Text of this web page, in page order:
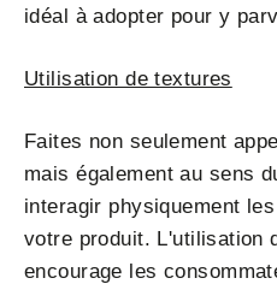
idéal à adopter pour y
Utilisation de textures
Faites non seulement
mais également au sens
interagir physiquement
votre produit. L'utilisation
encourage les